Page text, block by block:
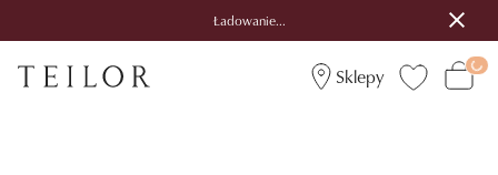
Ładowanie...
Sklepy